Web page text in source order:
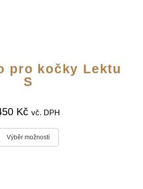
pro kočky Lektu
S
Kč vč. DPH
Výběr možností